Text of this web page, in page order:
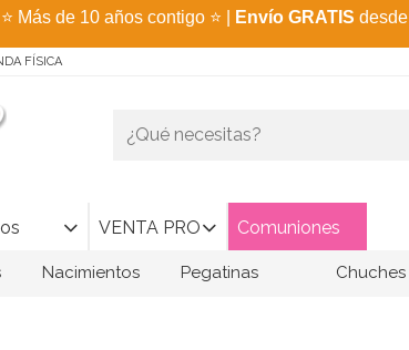
⭐ Más de 10 años contigo ⭐ Envío GRATIS desde
FÍSICA
VENTA PRO Comuniones
Nacimientos Pegatinas Chuches